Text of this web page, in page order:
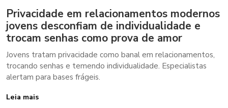
Privacidade em relacionamentos modernos
jovens desconfiam de individualidade e
trocam senhas como prova de amor
Jovens tratam privacidade como banal em relacionamentos,
trocando senhas e temendo individualidade. Especialistas
alertam para bases frágeis.
Leia mais